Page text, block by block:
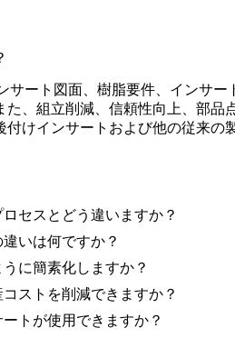
ート図面、樹脂要件、インサ
、組立削減、信頼性向上、部
けインサートおよび他の従来
セスとどう違いますか？
いは何ですか？
に簡素化しますか？
ストを削減できますか？
トが使用できますか？